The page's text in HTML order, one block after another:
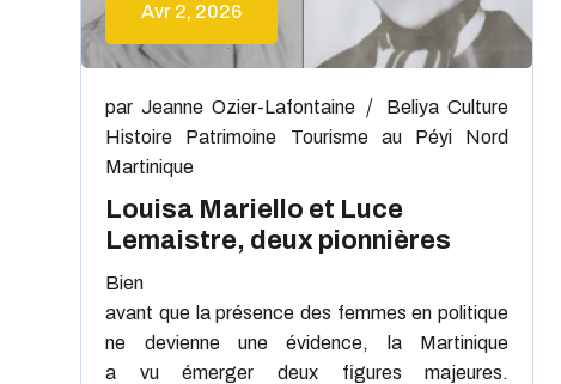
Avr 2, 2026
Louisa Mariello et Luce
Lemaistre, deux pionnières
par Jeanne Ozier-Lafontaine Beliya Culture
Histoire
Patrimoine
Tourisme au Péyi Nord
Martinique
Bien
avant que la présence des femmes en politique
ne devienne une évidence, la Martinique
a vu émerger deux figures majeures.